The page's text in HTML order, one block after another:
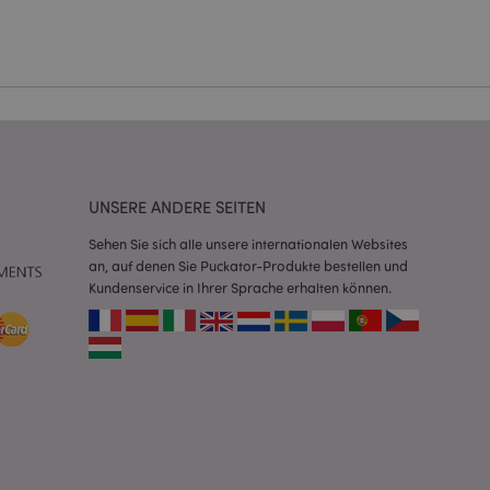
UNSERE ANDERE SEITEN
Sehen Sie sich alle unsere internationalen Websites
an, auf denen Sie Puckator-Produkte bestellen und
Kundenservice in Ihrer Sprache erhalten können.
Dienst
das
Browser zu
zu
wird, die
ist eine
eine zufällig
wie sie
spezifisch sein.